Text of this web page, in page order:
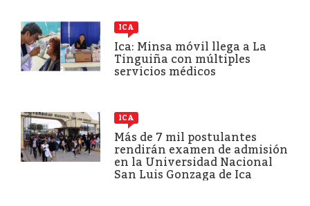
ICA
Ica: Minsa móvil llega a La
Tinguiña con múltiples
servicios médicos
ICA
Más de 7 mil postulantes
rendirán examen de admisión
en la Universidad Nacional
San Luis Gonzaga de Ica